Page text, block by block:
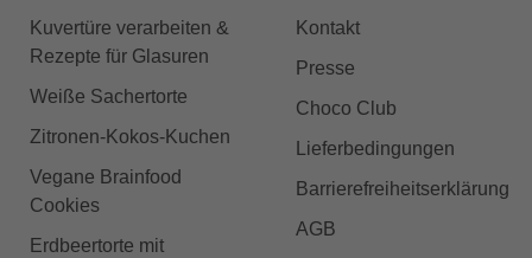
Kuvertüre verarbeiten &
Rezepte für Glasuren
Weiße Sachertorte
Zitronen-Kokos-Kuchen
Vegane Brainfood
Cookies
Erdbeertorte mit
Kontakt
Presse
Choco Club
Lieferbedingungen
Barrierefreiheitserklärung
AGB